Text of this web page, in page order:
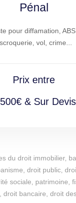
Pénal
pour diffamation,
vol, crime...
Prix entre
& Sur Devis
du droit immobilier,
droit public,
sociale, patrimoine,
droit bancaire, droit